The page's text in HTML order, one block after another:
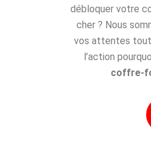
débloquer votre
cher ? Nous
vos attentes
l’action
coffre-